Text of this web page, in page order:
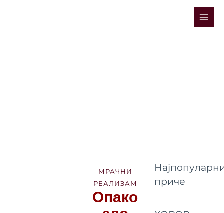
Main
МРАЧНИ
РЕАЛИЗАМ
Опако
приче